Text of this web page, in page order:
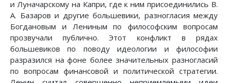
и Луначарскому на Капри, где к ним присоединились В.
А. Базаров и другие большевики, разногласия между
Богдановым и Лениным по философским вопросам
прозвучали публично. Этот конфликт в рядах
большевиков по поводу идеологии и философии
разразился на фоне более значительных разногласий
по вопросам финансовой и политической стратегии.